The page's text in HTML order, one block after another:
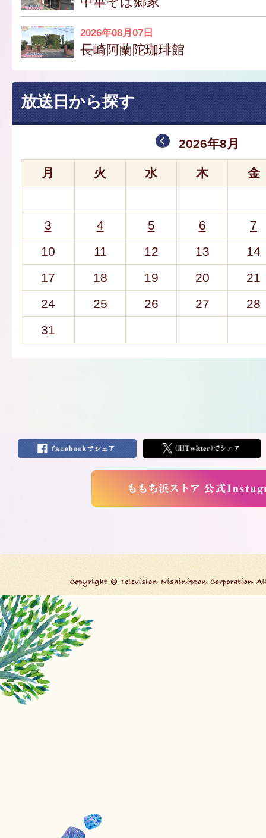
2026年08月07日
長崎阿蘭陀珈琲館
放送日から探す
2026年8月
月 火 水 木 金
3 4 5 6
7
10
11 12 13
14
17
18 19 20
21
24
25 26 27
28
31